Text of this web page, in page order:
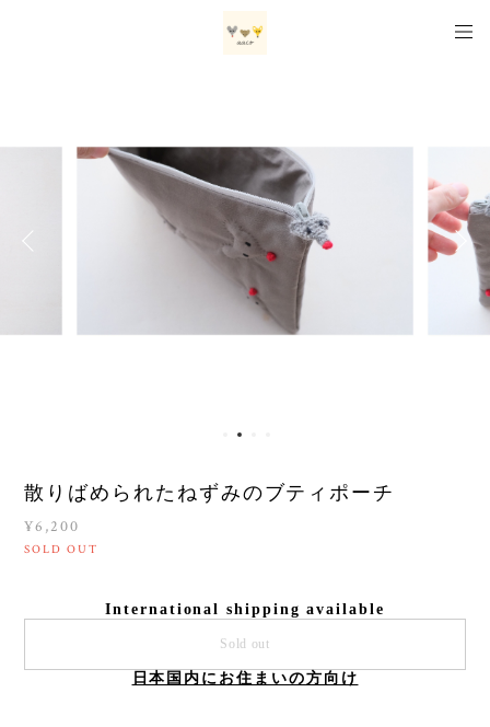
散りばめられたねずみのブティポーチ
¥6,200
SOLD OUT
International shipping available
Sold out
日本国内にお住まいの方向け